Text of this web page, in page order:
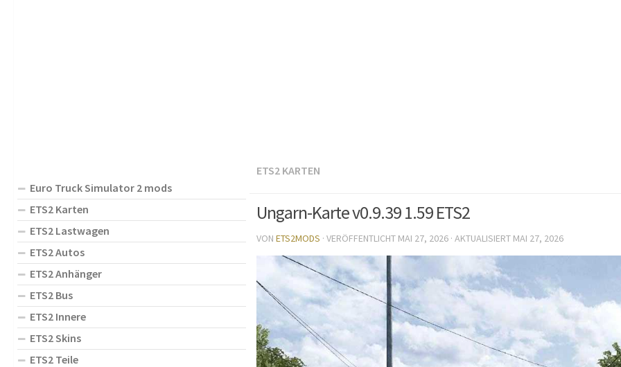
ETS2 KARTEN
Ungarn-Karte v0.9.39 1.59 ETS2
VON ETS2MODS · VERÖFFENTLICHT MAI 27, 2026 · AKTUALISIERT MAI 27, 2026
Euro Truck Simulator 2 mods
ETS2 Karten
ETS2 Lastwagen
ETS2 Autos
ETS2 Anhänger
ETS2 Bus
ETS2 Innere
ETS2 Skins
ETS2 Teile